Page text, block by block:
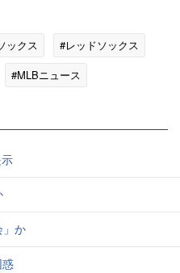
ックス
#レッドソックス
#MLBニュース
」か